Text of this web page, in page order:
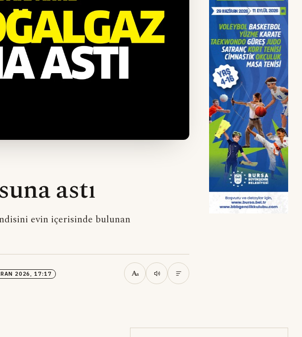
astı
evin içerisinde bulunan
2026, 17:17 Aa